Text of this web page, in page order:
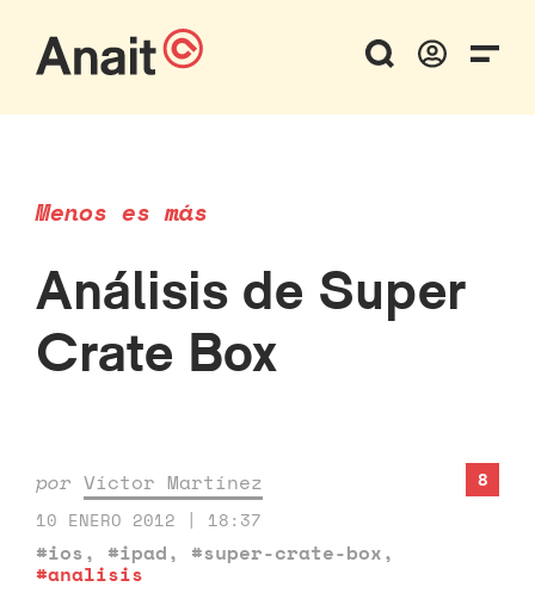
Menos es más
Análisis de Super
Crate Box
por Víctor Martínez
10 ENERO 2012 | 18:37
#ios, #ipad, #super-crate-box,
#analisis
8